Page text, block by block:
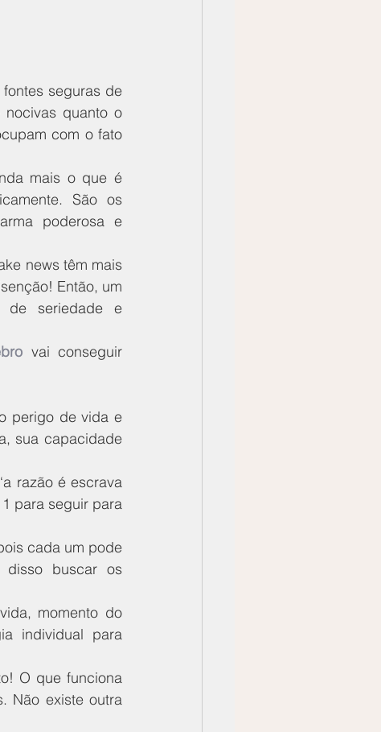
seguras de
quanto o
com o fato
mais o que é
São os
poderosa e
news têm mais
Então, um
de seriedade e
vai conseguir
perigo de vida e
sua capacidade
razão é escrava
para seguir para
cada um pode
buscar os
momento do
individual para
O que funciona
Não existe outra